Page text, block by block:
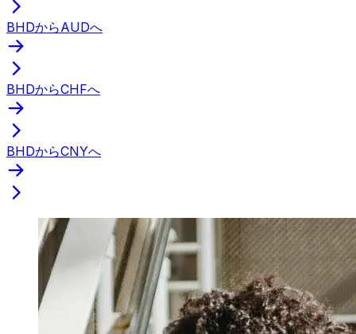
BHDからAUDへ
BHDからCHFへ
BHDからCNYへ